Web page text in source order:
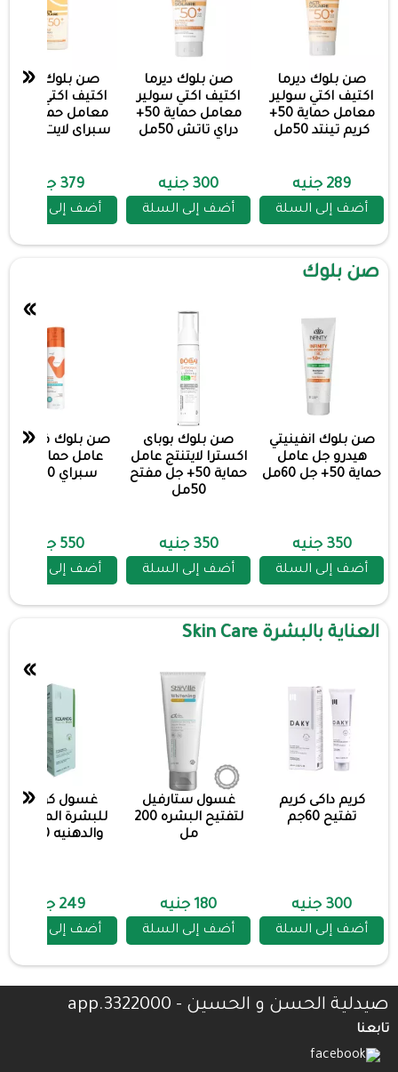
صن بلوك ديرما
اكتيف اكتي سولير
معامل حماية 50+
كريم تينتد 50مل
289 جنيه
أضف إلى السلة
صن بلوك ديرما
اكتيف اكتي سولير
معامل حماية 50+
دراي تاتش 50مل
300 جنيه
أضف إلى السلة
صن بلوك ديرما
اكتيف اكتي سولير
سبراى لايت 125مل
379 جنيه
أضف إلى السلة
«
صن بلوك
صن بلوك انفينيتي
هيدرو جل عامل
حماية 50+ جل 60مل
350 جنيه
أضف إلى السلة
صن بلوك بوباى
اكسترا لايتنتج عامل
حماية 50+ جل مفتح
50مل
350 جنيه
أضف إلى السلة
صن بلوك فاكيشن
سبراي 200مل
550 جنيه
أضف إلى السلة
»
«
العناية بالبشرة Skin Care
كريم داكى كريم
تفتيح 60جم
300 جنيه
أضف إلى السلة
غسول ستارفيل
لتفتيح البشره 200
مل
180 جنيه
أضف إلى السلة
غسول كولانوج
للبشرة المختلطة
والدهنيه 200مل
249 جنيه
أضف إلى السلة
»
«
صيدلية الحسن و الحسين - 3322000.app
تابعنا